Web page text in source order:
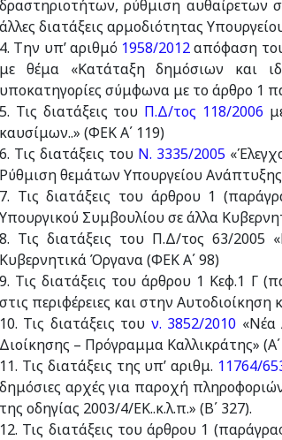
δραστηριοτήτων, ρύθμιση αυθαίρετων
άλλες διατάξεις αρμοδιότητας
4. Την υπ’ αριθμό 1958/2012απόφαση του
με θέμα «Κατάταξη δημόσιων και
υποκατηγορίες σύμφωνα με το άρθρο 1
5. Τις διατάξεις του Π.Δ/τος 118/2006
καυσίμων..» (ΦΕΚ Α΄ 119)
6. Τις διατάξεις του Ν. 3335/2005
Ρύθμιση θεμάτων Υπουργείου
7. Τις διατάξεις του άρθρου 1
Υπουργικού Συμβουλίου σε άλλα
8. Τις διατάξεις του Π.Δ/τος 63/2005
Κυβερνητικά Όργανα (ΦΕΚ Α΄ 98)
9. Τις διατάξεις του άρθρου 1 Κεφ.1 Γ
στις περιφέρειες και στην Αυτοδιοίκηση
10. Τις διατάξεις του ν. 3852/2010 «Νέα
Διοίκησης – Πρόγραμμα Καλλικράτης»
11. Τις διατάξεις της υπ’ αριθμ. 11764/
δημόσιες αρχές για παροχή
της οδηγίας 2003/4/ΕΚ..κ.λ.π.» (Β΄ 327).
12. Τις διατάξεις του άρθρου 1